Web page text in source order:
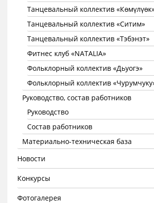
Танцевальный коллектив
Танцевальный коллектив «Ситим»
Танцевальный коллектив «Тэбэнэт»
Фитнес клуб «NATALIA»
Фольклорный коллектив «Дьуогэ»
Фольклорный коллектив
Руководство, состав работников
Руководство
Состав работников
Материально-техническая база
Новости
Конкурсы
Фотогалерея